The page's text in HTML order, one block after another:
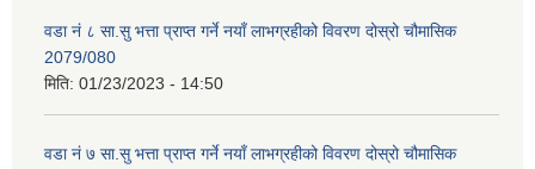
वडा नं ८ सा.सु भत्ता प्राप्त गर्ने नयाँ लाभग्रहीको विवरण दोस्रो चौमासिक
2079/080
मिति: 01/23/2023 - 14:50
वडा नं ७ सा.सु भत्ता प्राप्त गर्ने नयाँ लाभग्रहीको विवरण दोस्रो चौमासिक